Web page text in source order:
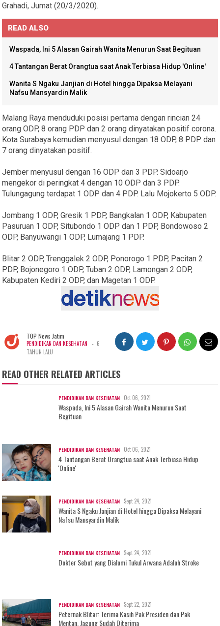
Grahadi, Jumat (20/3/2020).
READ ALSO
Waspada, Ini 5 Alasan Gairah Wanita Menurun Saat Begituan
4 Tantangan Berat Orangtua saat Anak Terbiasa Hidup 'Online'
Wanita S Ngaku Janjian di Hotel hingga Dipaksa Melayani
Nafsu Mansyardin Malik
Malang Raya menduduki posisi pertama dengan rincian 24
orang ODP, 8 orang PDP dan 2 orang dinyatakan positif corona.
Kota Surabaya kemudian menyusul dengan 18 ODP, 8 PDP dan
7 orang dinyatakan positif.
Jember menyusul dengan 16 ODP dan 3 PDP. Sidoarjo
mengekor di peringkat 4 dengan 10 ODP dan 3 PDP.
Tulungagung terdapat 1 ODP dan 4 PDP. Lalu Mojokerto 5 ODP.
Jombang 1 ODP, Gresik 1 PDP, Bangkalan 1 ODP, Kabupaten
Pasuruan 1 ODP, Situbondo 1 ODP dan 1 PDP, Bondowoso 2
ODP, Banyuwangi 1 ODP, Lumajang 1 PDP.
Blitar 2 ODP, Trenggalek 2 ODP, Ponorogo 1 PDP, Pacitan 2
PDP, Bojonegoro 1 ODP, Tuban 2 ODP, Lamongan 2 ODP,
Kabupaten Kediri 2 ODP, dan Magetan 1 ODP.
TOP News Jatim
PENDIDIKAN DAN KESEHATAN - 6
TAHUN LALU
READ OTHER RELATED ARTICLES
PENDIDIKAN DAN KESEHATAN Oct 06, 2021
Waspada, Ini 5 Alasan Gairah Wanita Menurun Saat
Begituan
PENDIDIKAN DAN KESEHATAN Oct 06, 2021
4 Tantangan Berat Orangtua saat Anak Terbiasa Hidup
'Online'
PENDIDIKAN DAN KESEHATAN Sept 24, 2021
Wanita S Ngaku Janjian di Hotel hingga Dipaksa Melayani
Nafsu Mansyardin Malik
PENDIDIKAN DAN KESEHATAN Sept 24, 2021
Dokter Sebut yang Dialami Tukul Arwana Adalah Stroke
PENDIDIKAN DAN KESEHATAN Sept 22, 2021
Peternak Blitar: Terima Kasih Pak Presiden dan Pak
Mentan, Jagung Sudah Diterima